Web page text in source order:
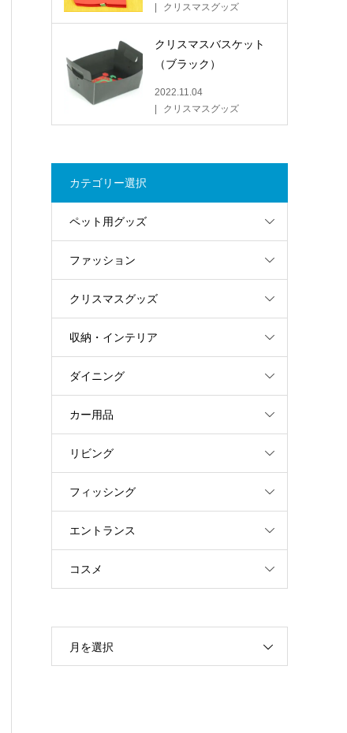
クリスマスグッズ
クリスマスバスケット
（ブラック）
2022.11.04
クリスマスグッズ
カテゴリー選択
ペット用グッズ
ファッション
クリスマスグッズ
収納・インテリア
ダイニング
カー用品
リビング
フィッシング
エントランス
コスメ
月を選択